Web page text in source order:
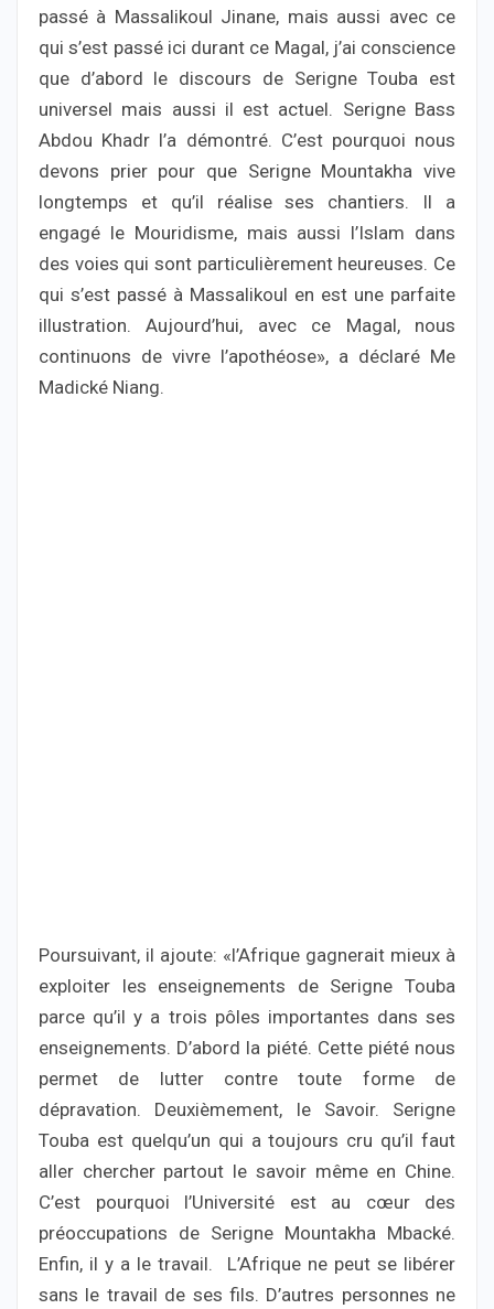
passé à Massalikoul Jinane, mais aussi avec ce
qui s’est passé ici durant ce Magal, j’ai conscience
que d’abord le discours de Serigne Touba est
universel mais aussi il est actuel. Serigne Bass
Abdou Khadr l’a démontré. C’est pourquoi nous
devons prier pour que Serigne Mountakha vive
longtemps et qu’il réalise ses chantiers. Il a
engagé le Mouridisme, mais aussi l’Islam dans
des voies qui sont particulièrement heureuses. Ce
qui s’est passé à Massalikoul en est une parfaite
illustration. Aujourd’hui, avec ce Magal, nous
continuons de vivre l’apothéose», a déclaré Me
Madické Niang.
Poursuivant, il ajoute: «l’Afrique gagnerait mieux à
exploiter les enseignements de Serigne Touba
parce qu’il y a trois pôles importantes dans ses
enseignements. D’abord la piété. Cette piété nous
permet de lutter contre toute forme de
dépravation. Deuxièmement, le Savoir. Serigne
Touba est quelqu’un qui a toujours cru qu’il faut
aller chercher partout le savoir même en Chine.
C’est pourquoi l’Université est au cœur des
préoccupations de Serigne Mountakha Mbacké.
Enfin, il y a le travail. L’Afrique ne peut se libérer
sans le travail de ses fils. D’autres personnes ne